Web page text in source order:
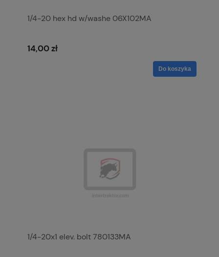
1/4-20 hex hd w/washe 06X102MA
14,00 zł
Do koszyka
1/4-20x1 elev. bolt 780133MA